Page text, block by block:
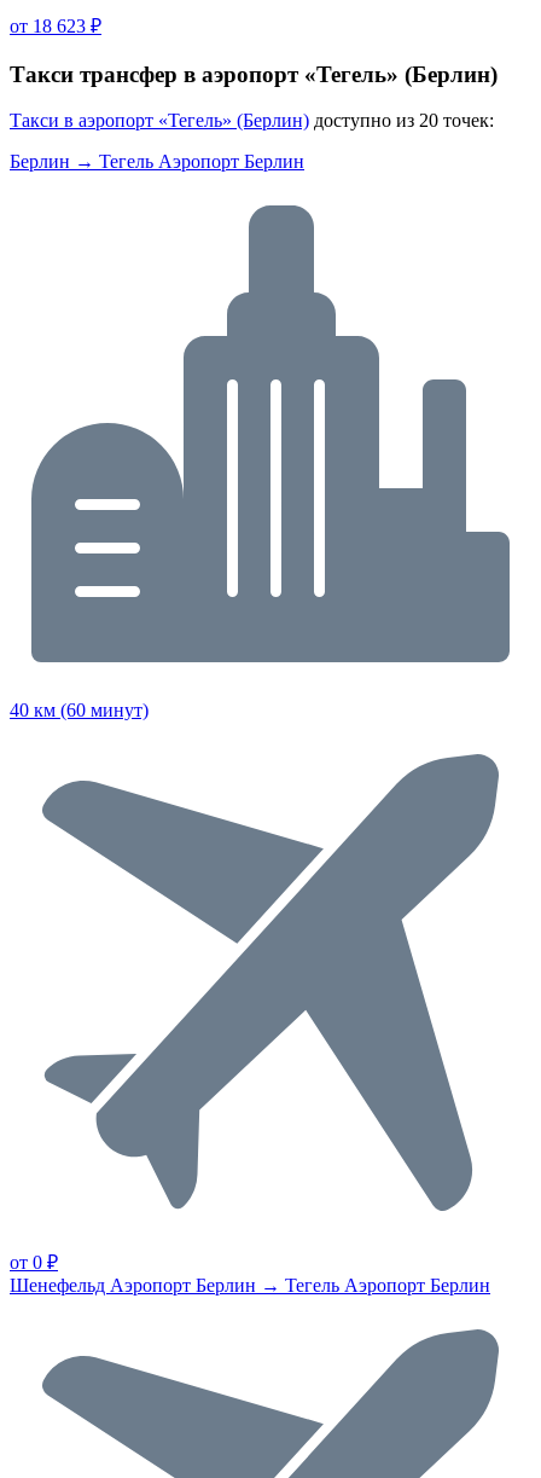
от 18 623 ₽
Такси трансфер в аэропорт «Тегель» (Берлин)
Такси в аэропорт «Тегель» (Берлин) доступно из 20 точек:
Берлин → Тегель Аэропорт Берлин
40 км (60 минут)
от 0 ₽
Шенефельд Аэропорт Берлин → Тегель Аэропорт Берлин